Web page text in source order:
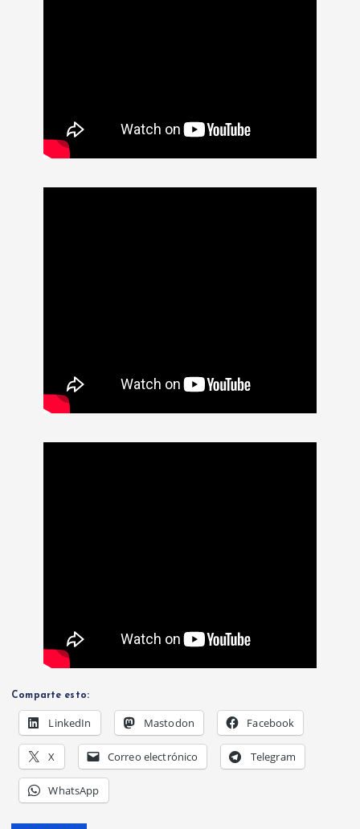
Comparte esto:
LinkedIn Mastodon Facebook
X Correo electrónico Telegram
WhatsApp